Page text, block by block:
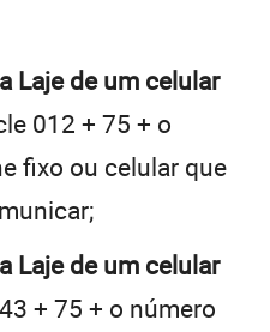
Laje de um celular
012 + 75 + o
fixo ou celular que
Laje de um celular
+ 75 + o número